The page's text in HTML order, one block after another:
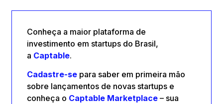
Conheça a maior plataforma de
investimento em startups do Brasil,
a Captable.
Cadastre-se para saber em primeira mão
sobre lançamentos de novas startups e
conheça o Captable Marketplace – sua